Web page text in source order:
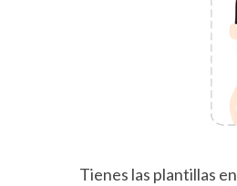
Tienes las plantillas en